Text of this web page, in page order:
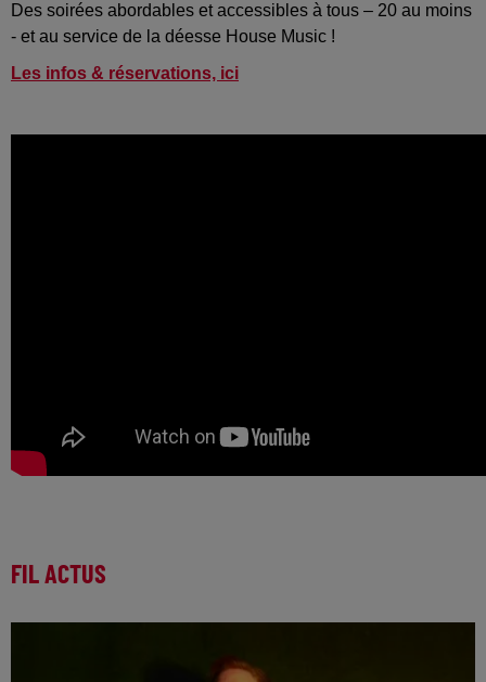
Des soirées abordables et accessibles à tous – 20 au moins
- et au service de la déesse House Music !
Les infos & réservations, ici
FIL ACTUS